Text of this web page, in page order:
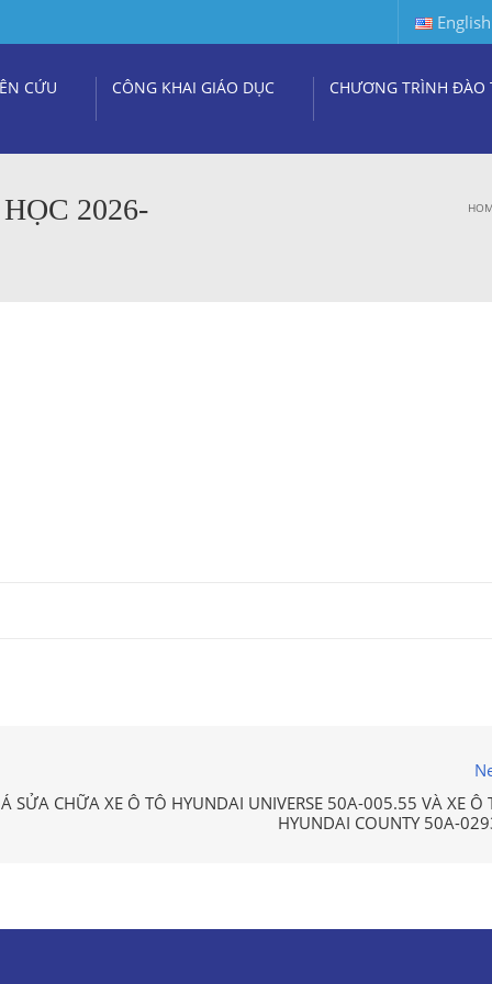
English
CỨU CÔNG KHAI GIÁO DỤC CHƯƠNG TRÌNH ĐÀO
2026-
SỬA CHỮA XE Ô TÔ HYUNDAI UNIVERSE 50A-005.55 VÀ XE Ô
HYUNDAI COUNTY 50A-